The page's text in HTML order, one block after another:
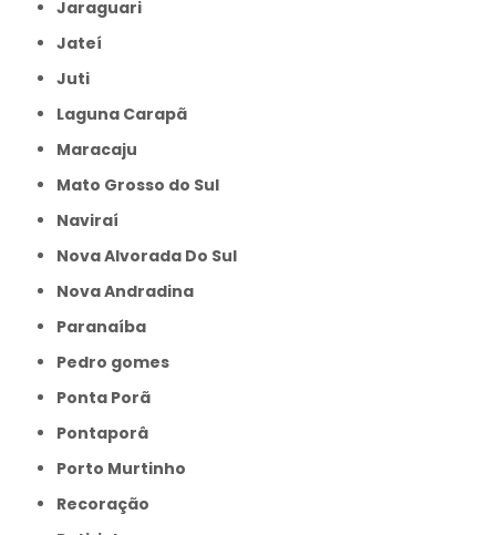
Jaraguari
Jateí
Juti
Laguna Carapã
Maracaju
Mato Grosso do Sul
Naviraí
Nova Alvorada Do Sul
Nova Andradina
Paranaíba
Pedro gomes
Ponta Porã
Pontaporâ
Porto Murtinho
Recoração